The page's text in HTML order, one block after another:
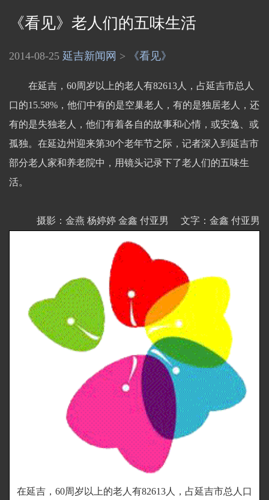
《看见》老人们的五味生活
2014-08-25 延吉新闻网 > 《看见》
在延吉，60周岁以上的老人有82613人，占延吉市总人
口的15.58%，他们中有的是空巢老人，有的是独居老人，还
有的是失独老人，他们有着各自的故事和心情，或安逸、或
孤独。在延边州迎来第30个老年节之际，记者深入到延吉市
部分老人家和养老院中，用镜头记录下了老人们的五味生
活。
摄影：金燕 杨婷婷 金鑫 付亚男 文字：金鑫 付亚男
在延吉，60周岁以上的老人有82613人，占延吉市总人口